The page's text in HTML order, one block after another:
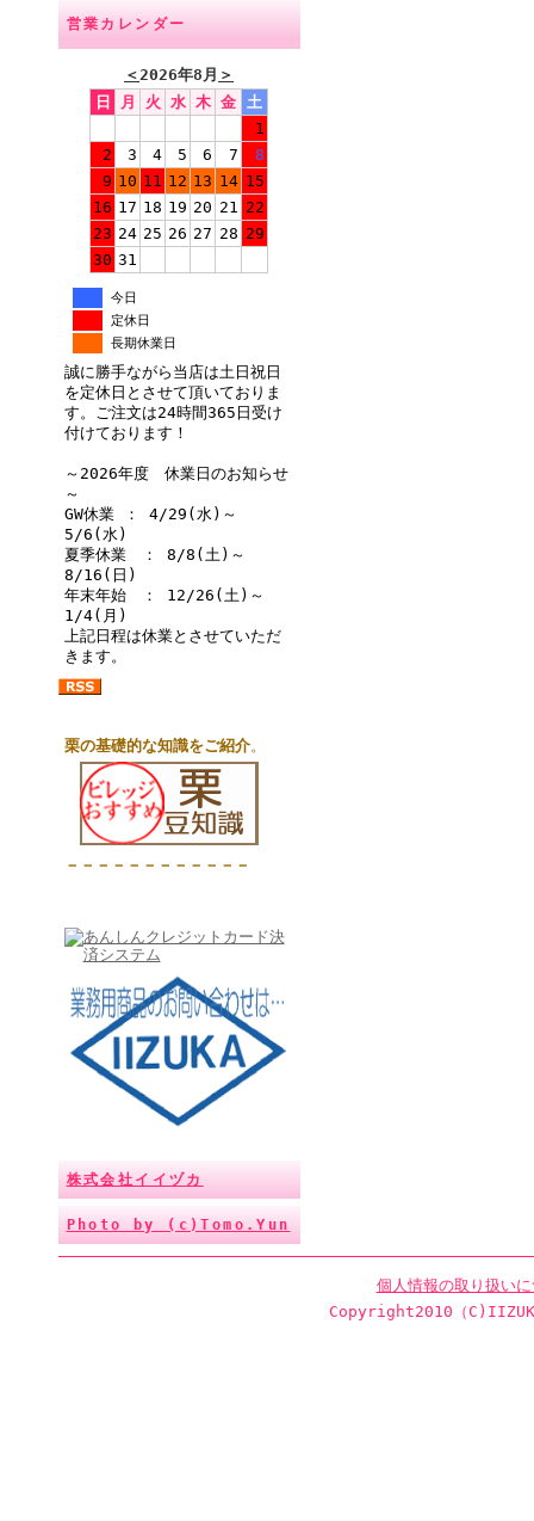
営業カレンダー
＜2026年8月 ＞
日
月 火 水 木 金 土
1
2
3 4 5 6 7
8
9 10 11 12 13 14 15
16 17 18 19 20 21 22
23 24 25 26 27 28 29
30 31
今日
定休日
長期休業日
誠に勝手ながら当店は土日祝日
を定休日とさせて頂いておりま
す。ご注文は24時間365日受け
付けております！
～2026年度 休業日のお知らせ
～
GW休業 ： 4/29(水)～
5/6(水)
夏季休業 ： 8/8(土)～
8/16(日)
年末年始 ： 12/26(土)～
1/4(月)
上記日程は休業とさせていただ
きます。
栗の基礎的な知識をご紹介。
－－－－－－－－－－－－
株式会社イイヅカ
Photo by (c)Tomo.Yun
個人情報の取り扱い
Copyright2010（